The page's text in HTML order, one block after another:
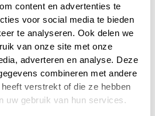
content en advertenties te
voor social media te bieden
te analyseren. Ook delen we
van onze site met onze
adverteren en analyse. Deze
combineren met andere
verstrekt of die ze hebben
uw gebruik van hun services.
blogvind je
over online marketing, of
vorm van chatbot is